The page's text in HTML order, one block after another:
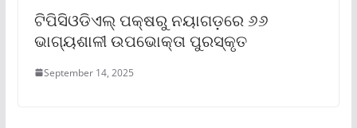
ଟିପିସିଓଡିଏଲ୍ ପକ୍ଷରୁ ନୟାଗଡ଼ରେ ୬୬
ଭାଗ୍ୟଶାଳୀ ଉପଭୋକ୍ତା ପୁରସ୍କୃତ
September 14, 2025